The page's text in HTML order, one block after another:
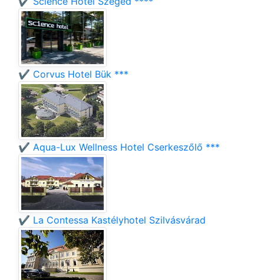
✔️ Corvus Hotel Bük ***
✔️ Aqua-Lux Wellness Hotel Cserkeszőlő ***
✔️ La Contessa Kastélyhotel Szilvásvárad